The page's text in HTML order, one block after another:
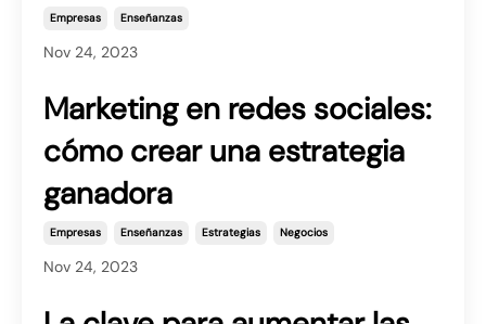
Empresas Enseñanzas
Nov 24, 2023
Marketing en redes sociales:
cómo crear una estrategia
ganadora
Empresas Enseñanzas Estrategias Negocios
Nov 24, 2023